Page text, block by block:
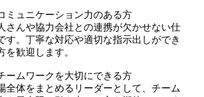
ミュニケーション力のある方
さんや協力会社との連携が欠かせない仕
す。丁寧な対応や適切な指示出しができ
を歓迎します。
ームワークを大切にできる方
全体をまとめるリーダーとして、チーム